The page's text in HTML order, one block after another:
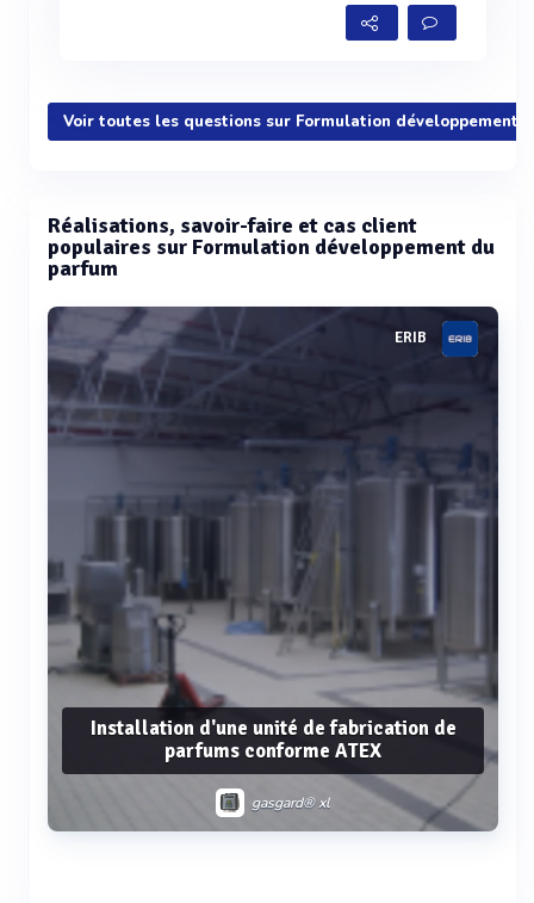
Voir toutes les questions sur Formulation développement
Réalisations, savoir-faire et cas client
populaires sur Formulation développement du
parfum
ERIB
Installation d'une unité de fabrication de
parfums conforme ATEX
gasgard® xl